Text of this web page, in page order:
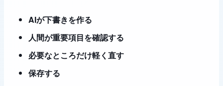
AIが下書きを作る
人間が重要項目を確認する
必要なところだけ軽く直す
保存する